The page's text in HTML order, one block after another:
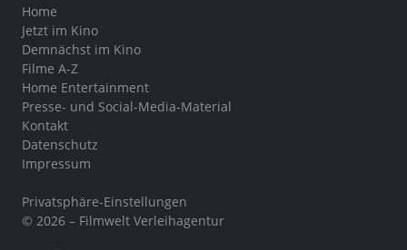
Home
Jetzt im Kino
Demnächst im Kino
Filme A-Z
Home Entertainment
Presse- und Social-Media-Material
Kontakt
Datenschutz
Impressum
Privatsphäre-Einstellungen
© 2026 – Filmwelt Verleihagentur